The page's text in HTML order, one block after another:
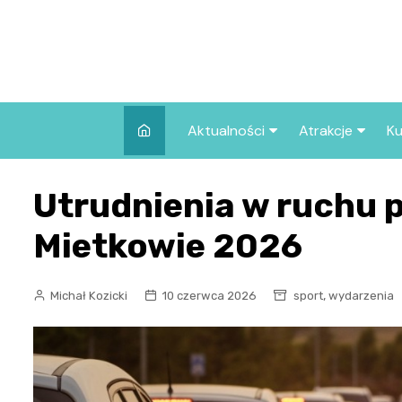
Aktualności
Wszystkie wpisy
Atrakcje
we Wrocławiu
Utrudnienia w ruchu
Mietkowie 2026
Michał Kozicki 10 czerwca 2026 sport, wydarzenia